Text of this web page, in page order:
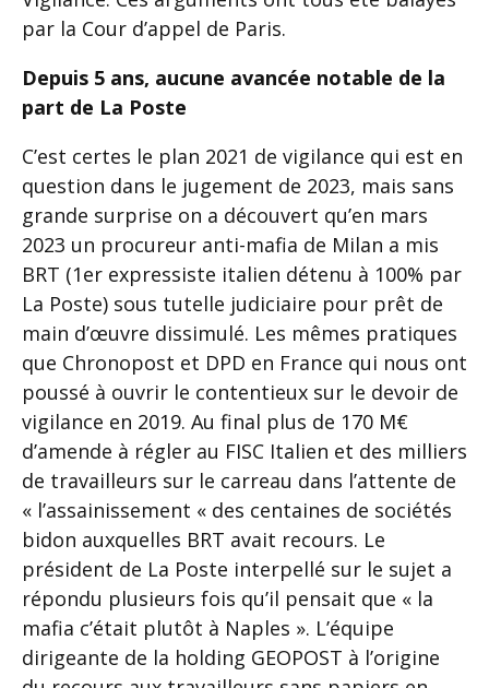
par la Cour d’appel de Paris.
Depuis 5 ans, aucune avancée notable de la
part de La Poste
C’est certes le plan 2021 de vigilance qui est en
question dans le jugement de 2023, mais sans
grande surprise on a découvert qu’en mars
2023 un procureur anti-mafia de Milan a mis
BRT (1er expressiste italien détenu à 100% par
La Poste) sous tutelle judiciaire pour prêt de
main d’œuvre dissimulé. Les mêmes pratiques
que Chronopost et DPD en France qui nous ont
poussé à ouvrir le contentieux sur le devoir de
vigilance en 2019. Au final plus de 170 M€
d’amende à régler au FISC Italien et des milliers
de travailleurs sur le carreau dans l’attente de
« l’assainissement « des centaines de sociétés
bidon auxquelles BRT avait recours. Le
président de La Poste interpellé sur le sujet a
répondu plusieurs fois qu’il pensait que « la
mafia c’était plutôt à Naples ». L’équipe
dirigeante de la holding GEOPOST à l’origine